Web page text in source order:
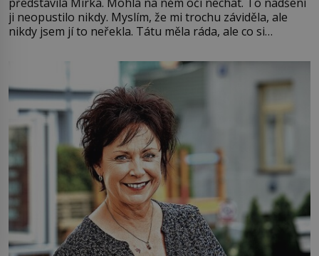
ji neopustilo nikdy. Myslím, že mi trochu záviděla, ale
nikdy jsem jí to neřekla. Tátu měla ráda, ale co si
Jsme spolu moc rádi Tehdy byla jiná doba, když